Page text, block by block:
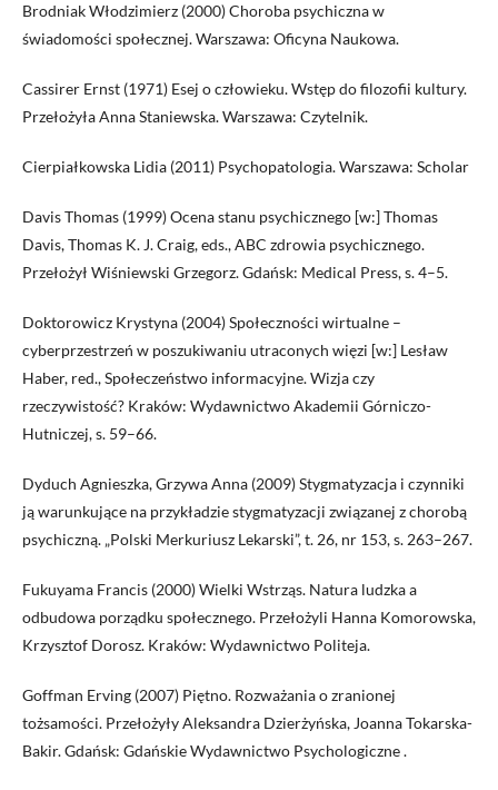
Brodniak Włodzimierz (2000) Choroba psychiczna w
świadomości społecznej. Warszawa: Oficyna Naukowa.
Cassirer Ernst (1971) Esej o człowieku. Wstęp do filozofii kultury.
Przełożyła Anna Staniewska. Warszawa: Czytelnik.
Cierpiałkowska Lidia (2011) Psychopatologia. Warszawa: Scholar
Davis Thomas (1999) Ocena stanu psychicznego [w:] Thomas
Davis, Thomas K. J. Craig, eds., ABC zdrowia psychicznego.
Przełożył Wiśniewski Grzegorz. Gdańsk: Medical Press, s. 4–5.
Doktorowicz Krystyna (2004) Społeczności wirtualne –
cyberprzestrzeń w poszukiwaniu utraconych więzi [w:] Lesław
Haber, red., Społeczeństwo informacyjne. Wizja czy
rzeczywistość? Kraków: Wydawnictwo Akademii Górniczo-
Hutniczej, s. 59–66.
Dyduch Agnieszka, Grzywa Anna (2009) Stygmatyzacja i czynniki
ją warunkujące na przykładzie stygmatyzacji związanej z chorobą
psychiczną. „Polski Merkuriusz Lekarski”, t. 26, nr 153, s. 263–267.
Fukuyama Francis (2000) Wielki Wstrząs. Natura ludzka a
odbudowa porządku społecznego. Przełożyli Hanna Komorowska,
Krzysztof Dorosz. Kraków: Wydawnictwo Politeja.
Goffman Erving (2007) Piętno. Rozważania o zranionej
tożsamości. Przełożyły Aleksandra Dzierżyńska, Joanna Tokarska-
Bakir. Gdańsk: Gdańskie Wydawnictwo Psychologiczne .